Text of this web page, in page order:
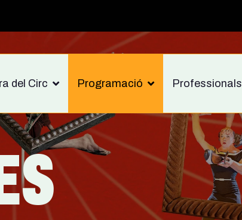
del Circ Programació Professionals